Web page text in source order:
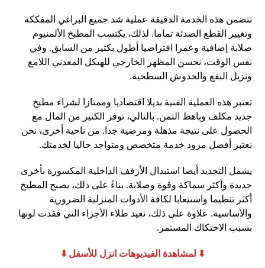
تتضمن هذه الخدمة الدقيقة عملية شد جميع البراغي المفككة
وتغيير القطع الصدئة تماما. لذلك، يكتسب المطبخ الألمنيوم
صلابة إضافية وعمرا افتراضيا أطول بكثير من السابق. وفي
نفس الوقت، نحسن المظهر الخارجي للهيكل المعدني اللامع
ونزيل البقع والخدوش السطحية.
تعتبر هذه العملية الفنية بديلا اقتصاديا وممتازا لشراء مطبخ
جديد مكلف وباهظ الثمن. بالتالي، توفر الكثير من المال مع
الحصول على نتيجة مذهلة ومرضية جدا. من ناحية أخرى، نحن
نعتبر أفضل مزود خدمة متخصص ومتواجد حاليا لخدمتك.
يشمل التجديد أيضا استبدال الأرفف الداخلية المكسورة بأخرى
جديدة وأكثر سماكة وقوة وصلابة. بناءً على ذلك، يصبح المطبخ
أكثر تنظيما واستيعابا لكافة الأدوات المنزلية الضرورية
والأساسية. علاوة على ذلك، نعيد طلاء الأجزاء التي فقدت لونها
بسبب الاحتكاك المستمر.
​⬇️ لمشاهدة الفيديوهات انزل للأسفل ⬇️